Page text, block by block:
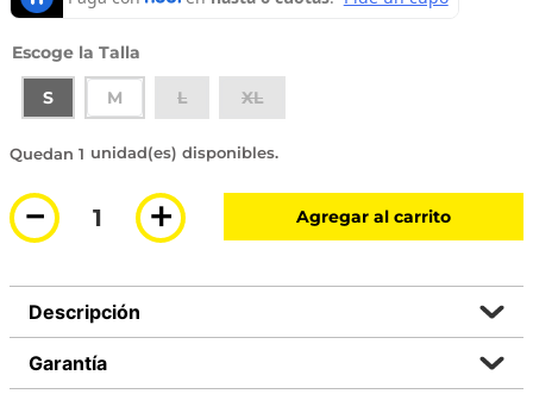
Talla
S M L XL
1 disponible
＋
－ Agregar al carrito
Descripción
Garantía